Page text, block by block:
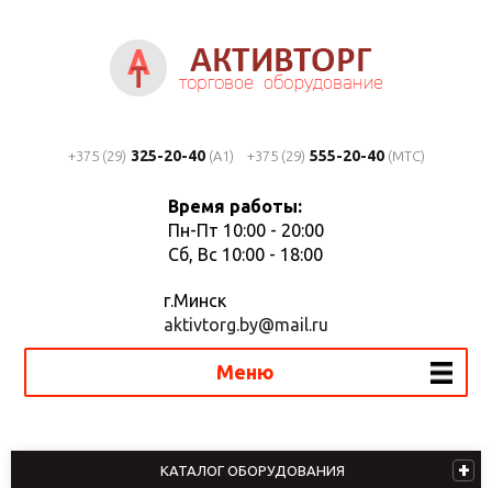
+375 (29) 325-20-40(A1) +375 (29) 555-20-40(MTC)
Время работы:
Пн-Пт 10:00 - 20:00
Сб, Вс 10:00 - 18:00
г.Минск
aktivtorg.by@mail.ru
Меню
КАТАЛОГ ОБОРУДОВАНИЯ